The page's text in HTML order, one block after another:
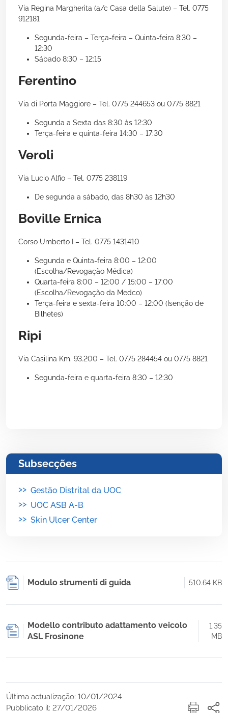
Via Regina Margherita (a/c Casa della Salute) – Tel. 0775
912181
Segunda-feira – Terça-feira – Quinta-feira 8:30 –
12:30
Sábado 8:30 – 12:15
Ferentino
Via di Porta Maggiore – Tel. 0775 244653 ou 0775 8821
Segunda a Sexta das 8:30 às 12:30
Terça-feira e quinta-feira 14:30 – 17:30
Veroli
Via Lucio Alfio – Tel. 0775 238119
De segunda a sábado, das 8h30 às 12h30
Boville Ernica
Corso Umberto I – Tel. 0775 1431410
Segunda e Quinta-feira 8:00 – 12:00
(Escolha/Revogação Médica)
Quarta-feira 8:00 – 12:00 / 15:00 – 17:00
(Escolha/Revogação da Medco)
Terça-feira e sexta-feira 10:00 – 12:00 (Isenção de
Bilhetes)
Ripi
Via Casilina Km. 93.200 – Tel. 0775 284454 ou 0775 8821
Segunda-feira e quarta-feira 8:30 – 12:30
Subsecções
>> Gestão Distrital da UOC
>> UOC ASB A-B
>> Skin Ulcer Center
Modulo strumenti di guida 510.64 KB
Modello contributo adattamento veicolo
ASL Frosinone
1.35
MB
Última actualização: 10/01/2024
Pubblicato il: 27/01/2026